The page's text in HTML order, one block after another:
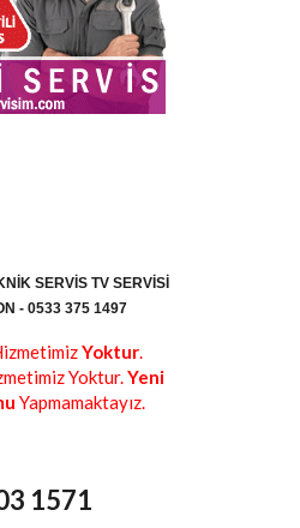
SERVIS TV SERVISI
- 0533 375 1497
Yoktur.
Yoktur.Yeni
Yapmamaktayız.
1571